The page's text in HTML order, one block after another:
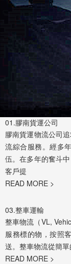
01.膠南貨運公司
膠南貨運物流公司
流綜合服務。經多
伍。在多年的奮斗
客戶提
READ MORE >
03.整車運輸
整車物流（VL,
服務標的物，按照
送。整車物流從簡
READ MORE >